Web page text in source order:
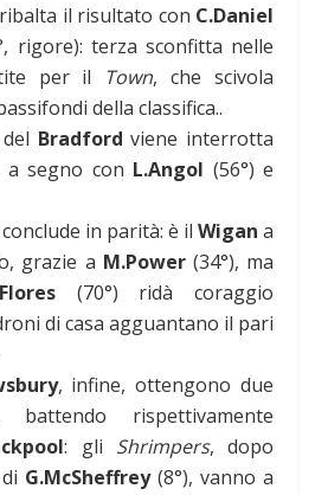
ribalta il risultato con C.Daniel
rigore): terza sconfitta nelle
per il Town, che scivola
della classifica..
Bradford viene interrotta
a segno con L.Angol (56°) e
in parità: è il Wigan a
grazie a M.Power(34°), ma
(70°) ridà coraggio
di casa agguantano il pari
, infine, ottengono due
battendo rispettivamente
: gli Shrimpers, dopo
G.McSheffrey(8°), vanno a